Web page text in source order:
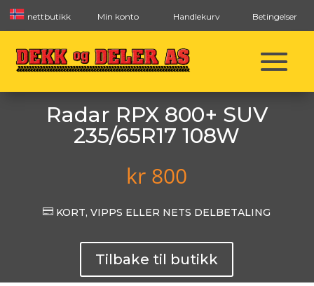
nettbutikk Min konto Handlekurv Betingelser
Radar RPX 800+ SUV
235/65R17 108W
kr 800
 KORT, VIPPS ELLER NETS DELBETALING
Tilbake til butikk